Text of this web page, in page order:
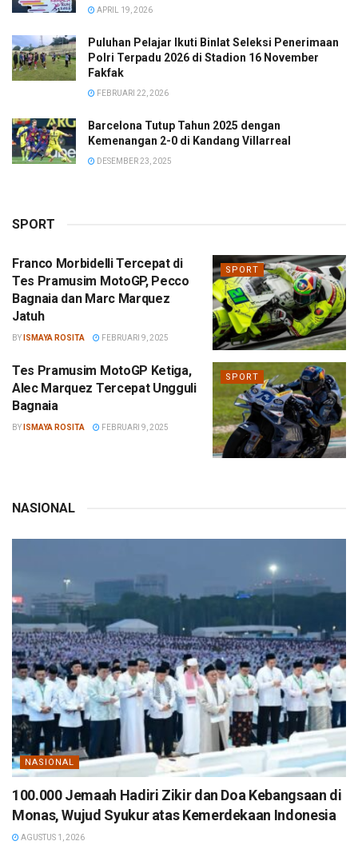
APRIL 19, 2026
Puluhan Pelajar Ikuti Binlat Seleksi Penerimaan
Polri Terpadu 2026 di Stadion 16 November
Fakfak
FEBRUARI 22, 2026
Barcelona Tutup Tahun 2025 dengan
Kemenangan 2-0 di Kandang Villarreal
DESEMBER 23, 2025
SPORT
SPORT
Franco Morbidelli Tercepat di
Tes Pramusim MotoGP, Pecco
Bagnaia dan Marc Marquez
Jatuh
BY ISMAYA ROSITA FEBRUARI 9, 2025
SPORT
Tes Pramusim MotoGP Ketiga,
Alec Marquez Tercepat Ungguli
Bagnaia
BY ISMAYA ROSITA FEBRUARI 9, 2025
NASIONAL
NASIONAL
100.000 Jemaah Hadiri Zikir dan Doa Kebangsaan di
Monas, Wujud Syukur atas Kemerdekaan Indonesia
AGUSTUS 1, 2026